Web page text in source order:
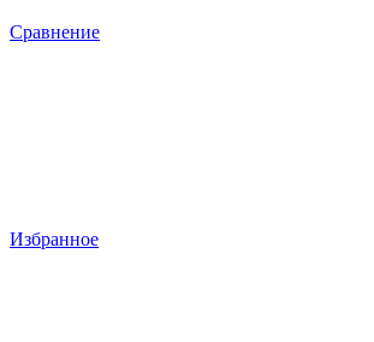
Сравнение
Избранное